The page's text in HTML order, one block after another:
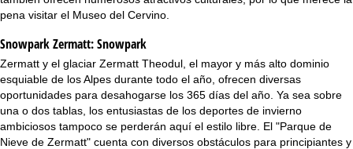
pena visitar el Museo del Cervino.
Snowpark Zermatt:Snowpark
Zermatt y el glaciar Zermatt Theodul, el mayor y más alto dominio
esquiable de los Alpes durante todo el año, ofrecen diversas
oportunidades para desahogarse los 365 días del año. Ya sea sobre
una o dos tablas, los entusiastas de los deportes de invierno
ambiciosos tampoco se perderán aquí el estilo libre. El "Parque de
Nieve de Zermatt" cuenta con diversos obstáculos para principiantes y